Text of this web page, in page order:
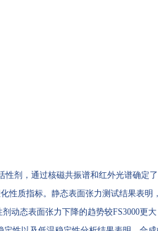
剂，通过核磁共振谱和红外光谱确定
性质指标。静态表面张力测试结果表明
动态表面张力下降的趋势较FS3000更